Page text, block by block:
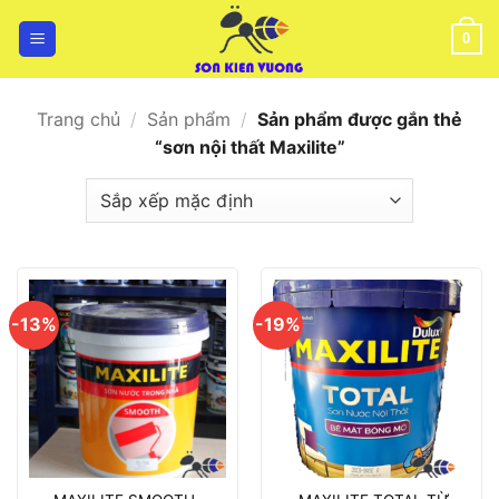
0
Trang chủ / Sản phẩm / Sản phẩm được gắn thẻ
“sơn nội thất Maxilite”
-13% -19%